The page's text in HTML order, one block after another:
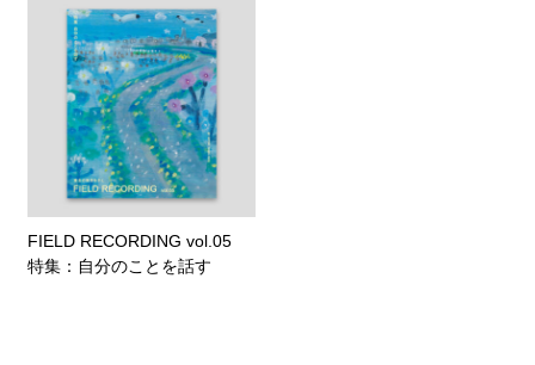
FIELD RECORDING vol.05
特集：自分のことを話す